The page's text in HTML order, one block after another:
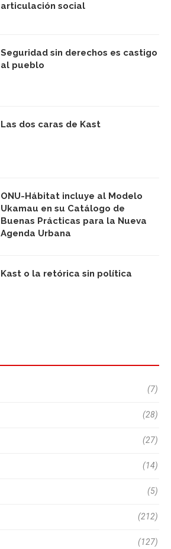
articulación social
Seguridad sin derechos es castigo
al pueblo
Las dos caras de Kast
ONU-Hábitat incluye al Modelo
Ukamau en su Catálogo de
Buenas Prácticas para la Nueva
Agenda Urbana
Kast o la retórica sin política
(7)
(28)
(27)
(14)
(5)
(212)
(127)